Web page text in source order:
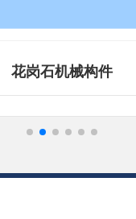
花岗石机械构件